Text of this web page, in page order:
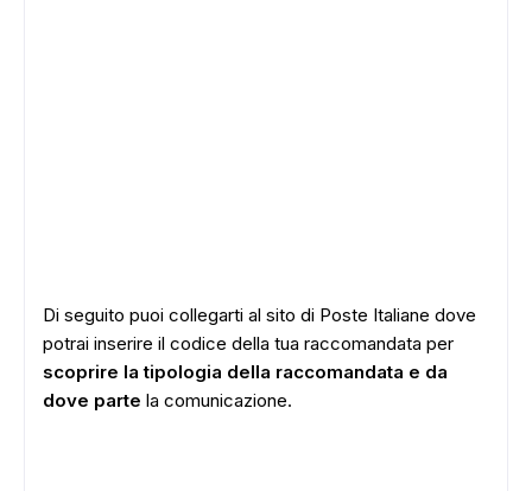
Di seguito puoi collegarti al sito di Poste Italiane dove
potrai inserire il codice della tua raccomandata per
scoprire la tipologia della raccomandata e da
dove parte la comunicazione.